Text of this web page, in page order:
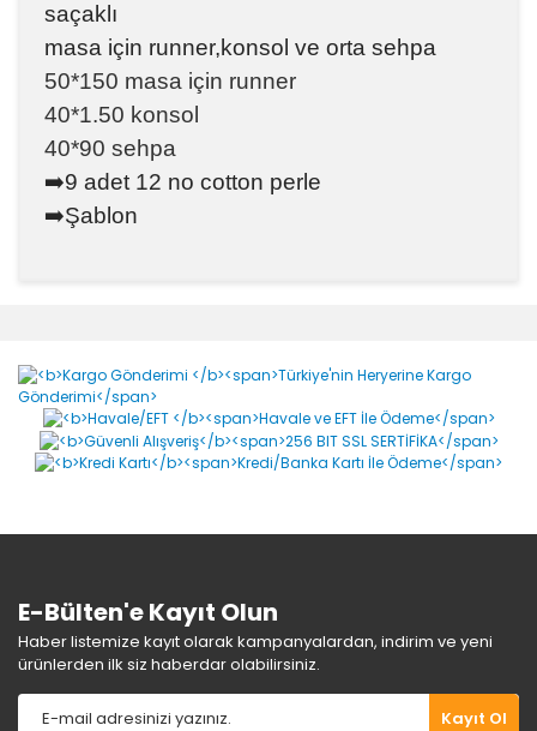
saçaklı
masa için runner,konsol ve orta sehpa
50*150 masa için runner
40*1.50 konsol
40*90 sehpa
➡️9 adet 12 no cotton perle
➡️Şablon
Yorum Yaz
Ürün resmi kalitesiz, bozuk veya görüntülenemiyor.
Ürün açıklamasında eksik bilgiler bulunuyor.
Ürün bilgilerinde hatalar bulunuyor.
E-Bülten'e Kayıt Olun
Haber listemize kayıt olarak kampanyalardan, indirim ve yeni
ürünlerden ilk siz haberdar olabilirsiniz.
Kayıt Ol